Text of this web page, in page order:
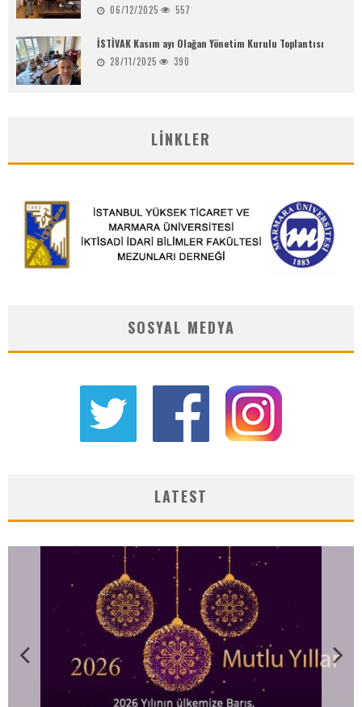
06/12/2025 557
İSTİVAK Kasım ayı Olağan Yönetim Kurulu Toplantısı
28/11/2025 390
LINKLER
SOSYAL MEDYA
LATEST